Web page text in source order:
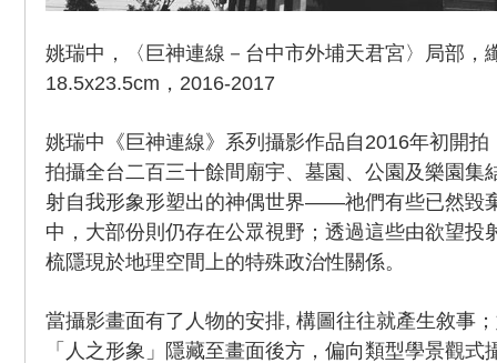
姚瑞中，〈巨神連線－台中市外埔天君宮〉局部，
18.5x23.5cm，2016-2017
姚瑞中《巨神連線》系列攝影作品自2016年初開
拍攝全台二百三十餘間廟宇、墓園、公園及樂園集
射自我形象形塑出的神偶世界——祂們有些已然毀
中，大部份則仍存在公眾視野；透過這些由欲望投
梳隱現於地理空間上的特殊政治性關係。
當攝影畫面有了人物的安排, 構圖往往就產生敘事
「人之形象」隱藏至畫面後方，偏向類型學景觀